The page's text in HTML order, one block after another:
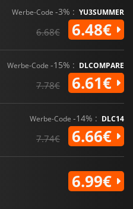
Werbe-Code -3% : YU3SUMMER
6.68€ 6.48€
Werbe-Code -15% : DLCOMPARE
7.78€ 6.61€
Werbe-Code -14% : DLC14
7.74€ 6.66€
6.99€